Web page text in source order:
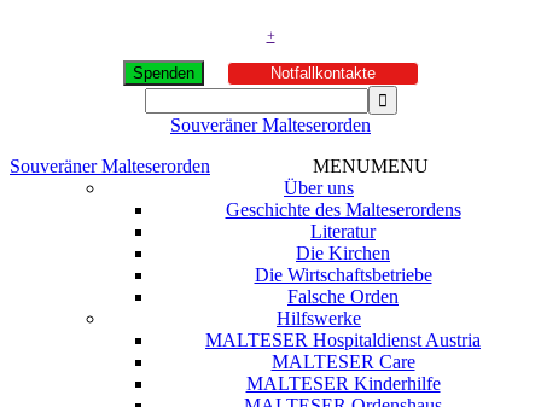
+
Spenden Notfallkontakte
Souveräner Malteserorden
Souveräner Malteserorden
MENUMENU
Über uns
Geschichte des Malteserordens
Literatur
Die Kirchen
Die Wirtschaftsbetriebe
Falsche Orden
Hilfswerke
MALTESER Hospitaldienst Austria
MALTESER Care
MALTESER Kinderhilfe